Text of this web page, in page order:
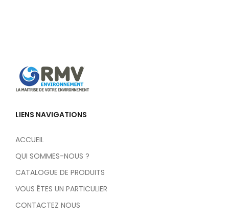
LIENS NAVIGATIONS
ACCUEIL
QUI SOMMES-NOUS ?
CATALOGUE DE PRODUITS
VOUS ÊTES UN PARTICULIER
CONTACTEZ NOUS